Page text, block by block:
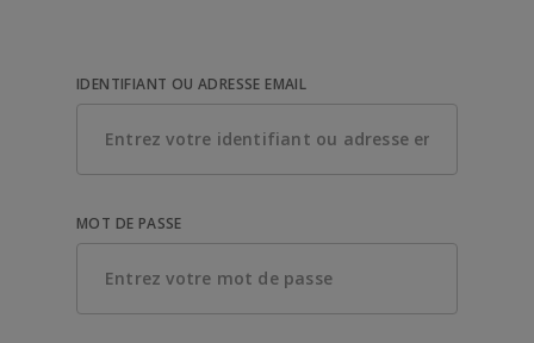
IDENTIFIANT OU ADRESSE EMAIL
MOT DE PASSE